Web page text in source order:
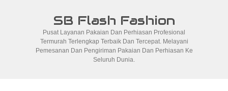
SB Flash Fashion
Pusat Layanan Pakaian Dan Perhiasan Profesional
Termurah Terlengkap Terbaik Dan Tercepat. Melayani
Pemesanan Dan Pengiriman Pakaian Dan Perhiasan Ke
Seluruh Dunia.